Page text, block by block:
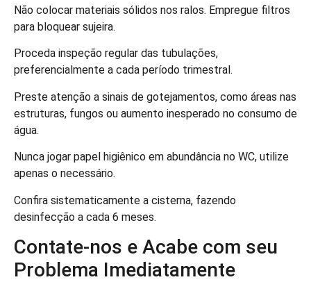
Não colocar materiais sólidos nos ralos. Empregue filtros
para bloquear sujeira.
Proceda inspeção regular das tubulações,
preferencialmente a cada período trimestral.
Preste atenção a sinais de gotejamentos, como áreas nas
estruturas, fungos ou aumento inesperado no consumo de
água.
Nunca jogar papel higiênico em abundância no WC, utilize
apenas o necessário.
Confira sistematicamente a cisterna, fazendo
desinfecção a cada 6 meses.
Contate-nos e Acabe com seu
Problema Imediatamente